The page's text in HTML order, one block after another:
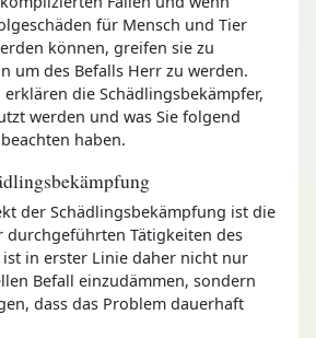
für Mensch und Tier
können, greifen sie zu
um des Befalls Herr zu werden.
die Schädlingsbekämpfer,
werden und was Sie folgend
haben.
der Schädlingsbekämpfung ist die
durchgeführten Tätigkeiten des
ist in erster Linie daher nicht nur
Befall einzudämmen, sondern
dass das Problem dauerhaft